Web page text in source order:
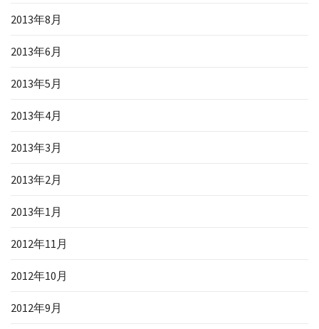
2013年8月
2013年6月
2013年5月
2013年4月
2013年3月
2013年2月
2013年1月
2012年11月
2012年10月
2012年9月